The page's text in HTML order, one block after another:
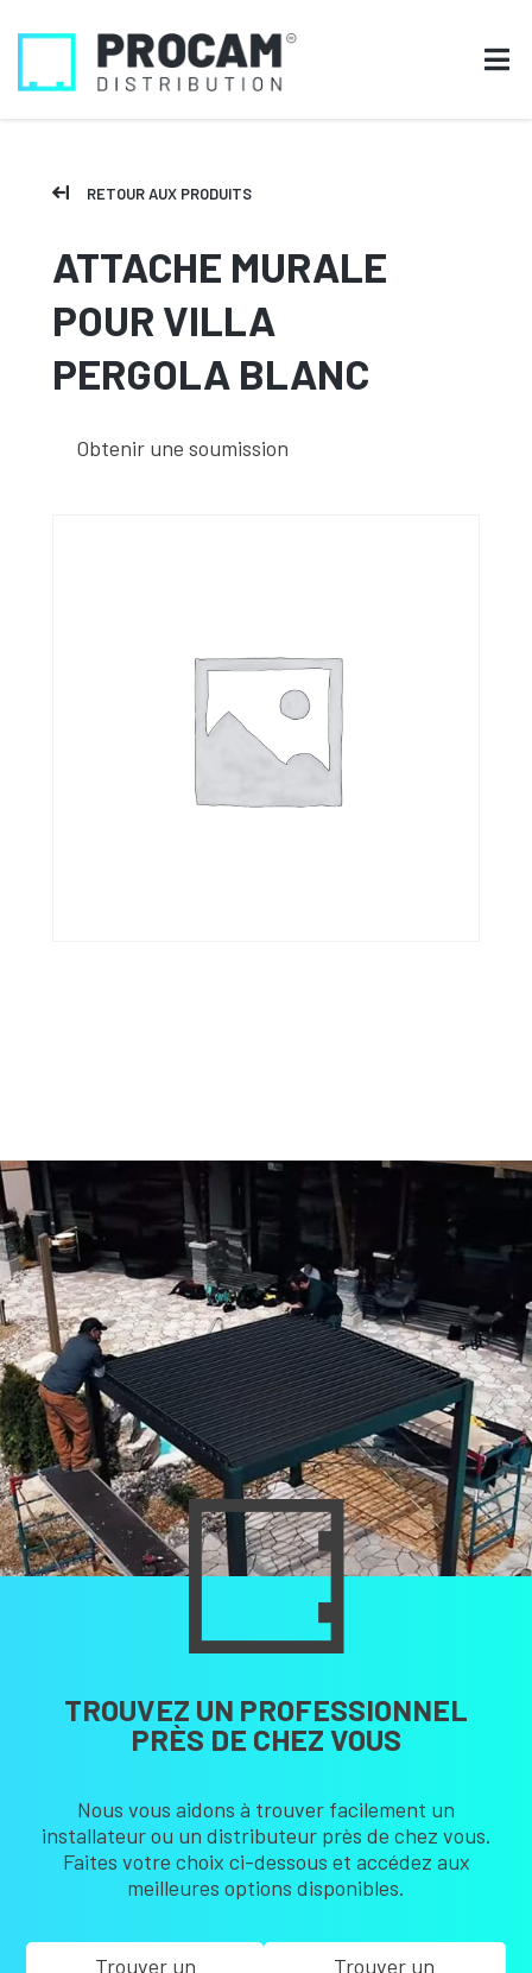
RETOUR AUX PRODUITS
ATTACHE MURALE
POUR VILLA
PERGOLA BLANC
Obtenir une soumission
TROUVEZ UN PROFESSIONNEL
PRÈS DE CHEZ VOUS
Nous vous aidons à trouver facilement un
installateur ou un distributeur près de chez vous.
Faites votre choix ci-dessous et accédez aux
meilleures options disponibles.
Trouver un
Trouver un